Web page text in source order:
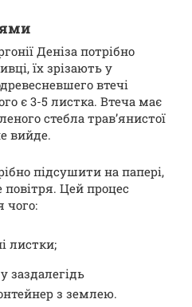
Деніза потрібно
їх зрізають у
втечі
є 3-5 листка. Втеча має
стебла трав’янистої
вийде.
підсушити на папері,
Цей процес
чого:
листки;
заздалегідь
з землею.